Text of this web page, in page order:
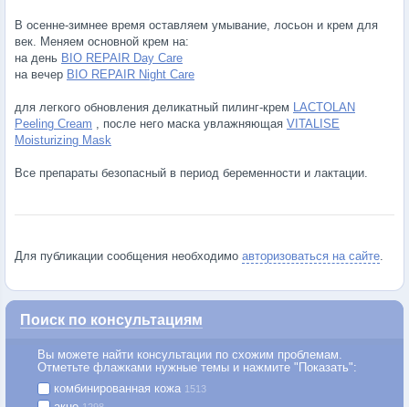
В осенне-зимнее время оставляем умывание, лосьон и крем для
век. Меняем основной крем на:
на день BIO REPAIR Day Care
на вечер BIO REPAIR Night Care
для легкого обновления деликатный пилинг-крем LACTOLAN
Peeling Cream , после него маска увлажняющая VITALISE
Moisturizing Mask
Все препараты безопасный в период беременности и лактации.
Для публикации сообщения необходимо авторизоваться на сайте.
Поиск по консультациям
Вы можете найти консультации по схожим проблемам.
Отметьте флажками нужные темы и нажмите "Показать":
комбинированная кожа 1513